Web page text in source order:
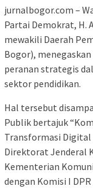
jurnalbogor.com –
Partai Demokrat, H.
mewakili Daerah
Bogor),
peranan strategis
sektor pendidikan.
Hal tersebut
Publik bertajuk
Transformasi Digital
Direktorat Jenderal
Kementerian
dengan Komisi I